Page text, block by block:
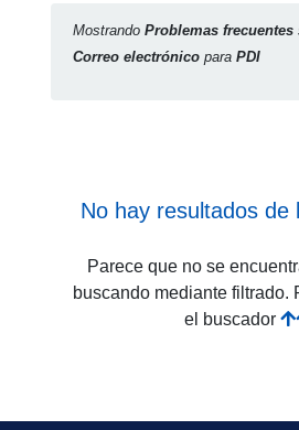
Mostrando Problemas frecuentes
Correo electrónico para PDI
No hay resultados de
Parece que no se
buscando mediante filtrado.
el buscador